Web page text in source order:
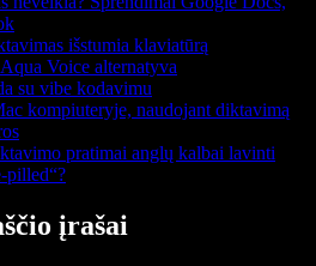
išstumia klaviatūrą
Voice alternatyva
su vibe kodavimu
kompiuteryje, naudojant diktavimą
pratimai anglų kalbai lavinti
pilled“?
įrašai